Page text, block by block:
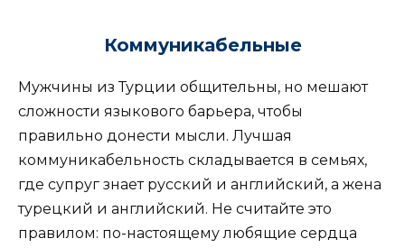
Коммуникабельные
Мужчины из Турции общительны, но мешают
сложности языкового барьера, чтобы
правильно донести мысли. Лучшая
коммуникабельность складывается в семьях,
где супруг знает русский и английский, а жена
турецкий и английский. Не считайте это
правилом: по-настоящему любящие сердца